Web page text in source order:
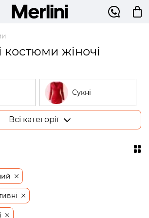
костюми жіночі
Сукні
Всі категорії